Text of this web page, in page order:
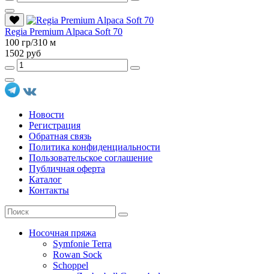
Regia Premium Alpaca Soft 70
100 гр/310 м
1502 руб
Новости
Регистрация
Обратная связь
Политика конфиденциальности
Пользовательское соглашение
Публичная оферта
Каталог
Контакты
Носочная пряжа
Symfonie Terra
Rowan Sock
Schoppel